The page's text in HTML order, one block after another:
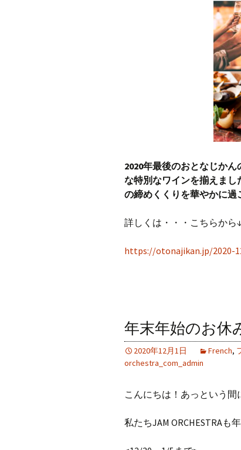
2020年最後のおとなじか
な特別なワインを揃えま
の締めくくりを華やかに過
詳しくは・・・こちらから
https://otonajikan.jp/2020-
年末年始のお休
2020年12月1日 French,
orchestra_com_admin
こんにちは！あっという間
私たちJAM ORCHESTRA